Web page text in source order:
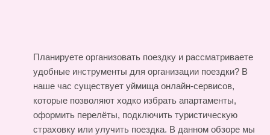
Планируете организовать поездку и рассматриваете
удобные инструменты для организации поездки? В
наше час существует уймища онлайн-сервисов,
которые позволяют ходко избрать апартаменты,
оформить перелёты, подключить туристическую
страховку или улучить поездка. В данном обзоре мы